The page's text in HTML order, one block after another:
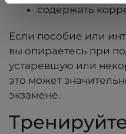
содержать
Если пособие или
вы опираетесь при
устаревшую или
это может
экзамене.